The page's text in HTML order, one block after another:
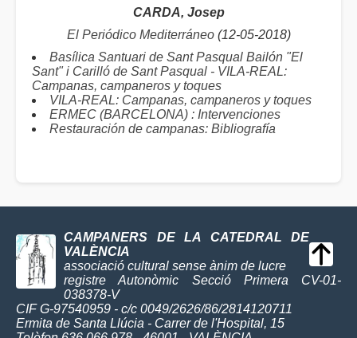
CARDA, Josep
El Periódico Mediterráneo(12-05-2018)
Basílica Santuari de Sant Pasqual Bailón "El
Sant" i Carilló de Sant Pasqual - VILA-REAL:
Campanas, campaneros y toques
VILA-REAL: Campanas, campaneros y toques
ERMEC (BARCELONA) : Intervenciones
Restauración de campanas: Bibliografía
CAMPANERS DE LA CATEDRAL DE
VALÈNCIA
associació cultural sense ànim de lucre
registre Autonòmic Secció Primera CV-01-
038378-V
CIF G-97540959 - c/c 0049/2626/86/2814120711
Ermita de Santa Llúcia - Carrer de l'Hospital, 15